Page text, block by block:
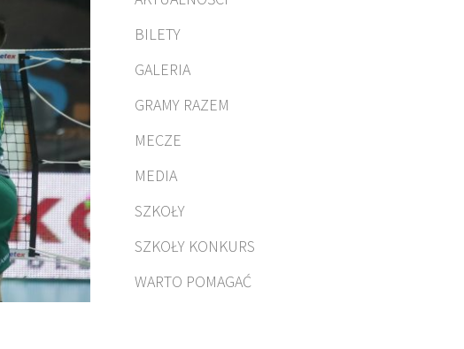
BILETY
GALERIA
GRAMY RAZEM
MECZE
MEDIA
SZKOŁY
SZKOŁY KONKURS
WARTO POMAGAĆ